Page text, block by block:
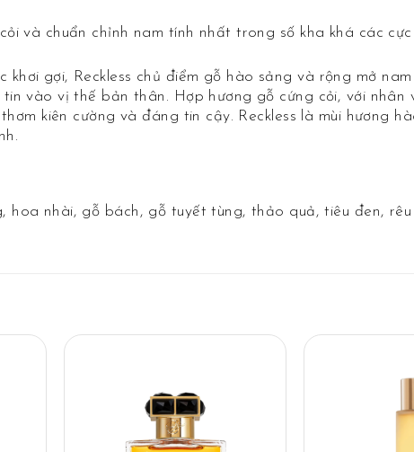
và chuẩn chỉnh nam tính nhất trong số kha khá các
gợi, Reckless chủ điểm gỗ hào sảng và rộng mở
vào vị thế bản thân. Hợp hương gỗ cứng cỏi, với
kiên cường và đáng tin cậy. Reckless là mùi hương
hoa nhài, gỗ bách, gỗ tuyết tùng, thảo quả, tiêu đen,